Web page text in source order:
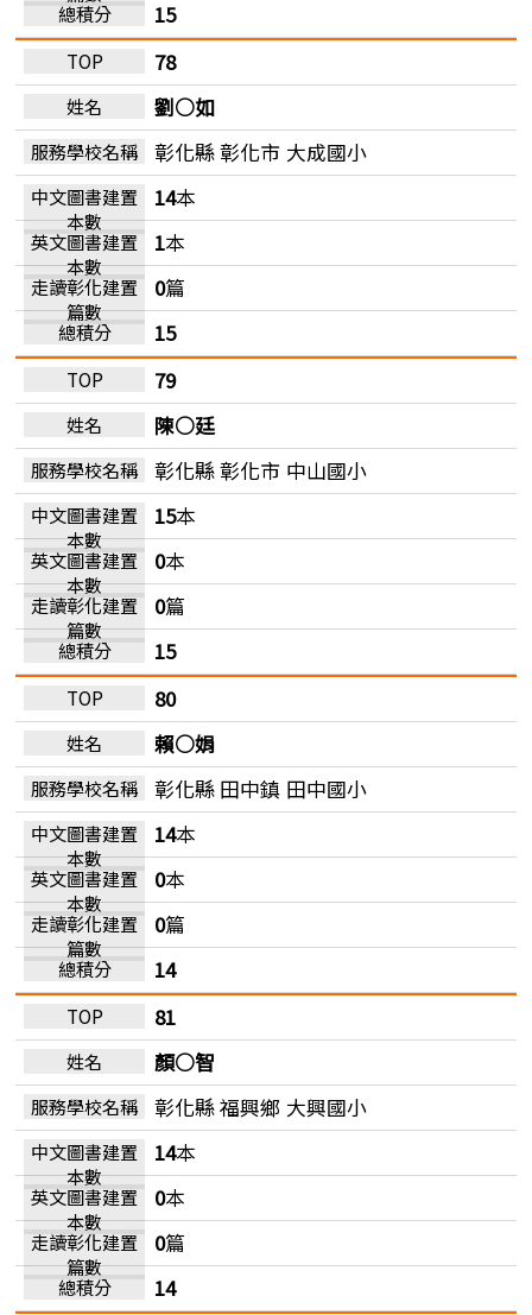
15
78
劉○如
彰化縣 彰化市 大成國小
14本
1本
0篇
15
79
陳○廷
彰化縣 彰化市 中山國小
15本
0本
0篇
15
80
賴○娟
彰化縣 田中鎮 田中國小
14本
0本
0篇
14
81
顏○智
彰化縣 福興鄉 大興國小
14本
0本
0篇
14